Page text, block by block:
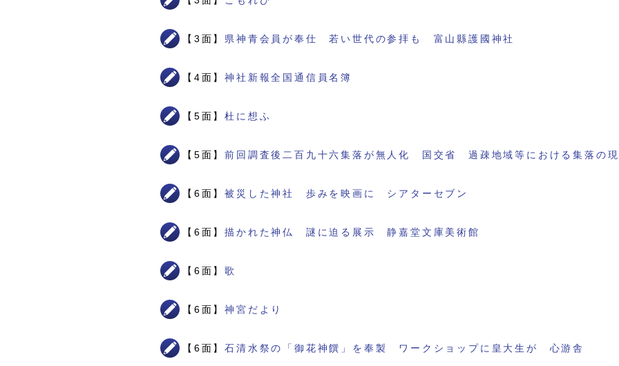
【3面】 県神青会員が奉仕 若い世代の参拝も 富山縣護國神社
【4面】神社新報全国通信員名簿
【5面】杜に想ふ
【5面】前回調査後二百九十六集落が無人化 国交省 過疎地域等における集落の現
【6面】被災した神社 歩みを映画に シアターセブン
【6面】描かれた神仏 謎に迫る展示 静嘉堂文庫美術館
【6面】歌
【6面】神宮だより
【6面】石清水祭の「御花神饌」を奉製 ワークショップに皇大生が 心游舎